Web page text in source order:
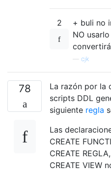
2 + buli no
NO
cjk
78
La razón por la
scripts DDL
siguiente regla
Las
CREATE
CREATE
CREATE VIEW